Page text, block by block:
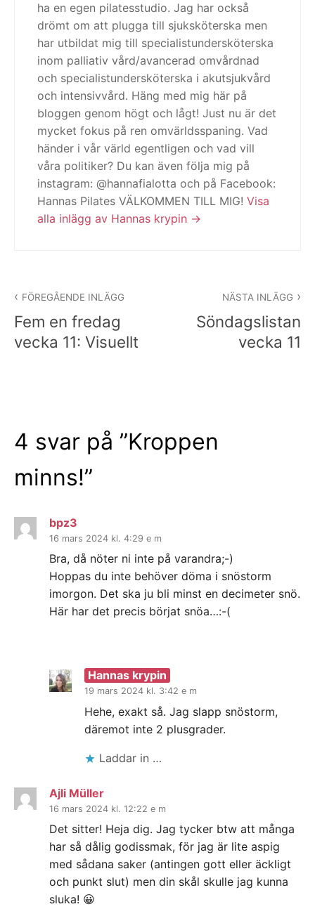
ha en egen pilatesstudio. Jag har också
drömt om att plugga till sjuksköterska men
har utbildat mig till specialistundersköterska
inom palliativ vård/avancerad omvårdnad
och specialistundersköterska i akutsjukvård
och intensivvård. Häng med mig här på
bloggen genom högt och lågt! Just nu är det
mycket fokus på ren omvärldsspaning. Vad
händer i vår värld egentligen och vad vill
våra politiker? Du kan även följa mig på
instagram: @hannafialotta och på Facebook:
Hannas Pilates VÄLKOMMEN TILL MIG! Visa
alla inlägg av Hannas krypin
FÖREGÅENDE INLÄGG
Fem en fredag
vecka 11: Visuellt
NÄSTA INLÄGG
Söndagslistan
vecka 11
4 svar på ”Kroppen
minns!”
bpz3
16 mars 2024 kl. 4:29 e m
Bra, då nöter ni inte på varandra;-)
Hoppas du inte behöver döma i snöstorm
imorgon. Det ska ju bli minst en decimeter snö.
Här har det precis börjat snöa…:-(
Hannas krypin
19 mars 2024 kl. 3:42 e m
Hehe, exakt så. Jag slapp snöstorm,
däremot inte 2 plusgrader.
Laddar in …
Ajli Müller
16 mars 2024 kl. 12:22 e m
Det sitter! Heja dig. Jag tycker btw att många
har så dålig godissmak, för jag är lite aspig
med sådana saker (antingen gott eller äckligt
och punkt slut) men din skål skulle jag kunna
sluka! 😀